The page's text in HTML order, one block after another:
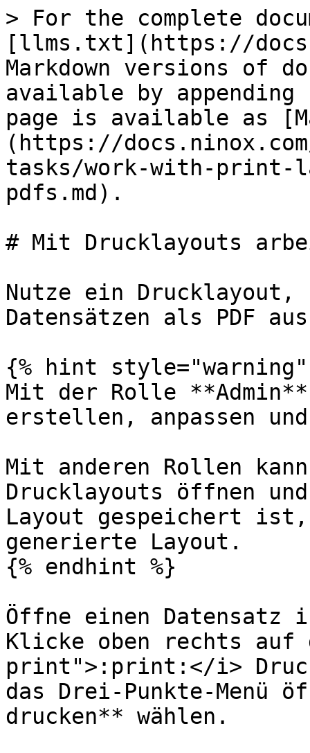
> For the complete
[llms.txt](https://
Markdown versions of
available by
page is available as
(https://
tasks/work-with-print-
pdfs.md).
# Mit Drucklayouts
Nutze ein Drucklayout,
Datensätzen als PDF
{% hint style="warning"
Mit der Rolle
erstellen, anpassen
Mit anderen Rollen
Drucklayouts öffnen
Layout gespeichert ist,
generierte Layout.
{% endhint %}
Öffne einen
Klicke oben rechts
print">:print:</i>
das Drei-Punkte-Menü
drucken** wählen.